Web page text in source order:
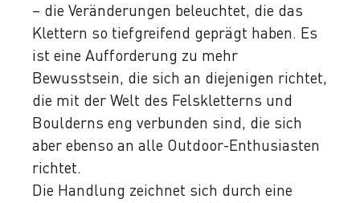
– die Veränderungen beleuchtet, die das
Klettern so tiefgreifend geprägt haben. Es
ist eine Aufforderung zu mehr
Bewusstsein, die sich an diejenigen richtet,
die mit der Welt des Felskletterns und
Boulderns eng verbunden sind, die sich
aber ebenso an alle Outdoor-Enthusiasten
richtet.
Die Handlung zeichnet sich durch eine